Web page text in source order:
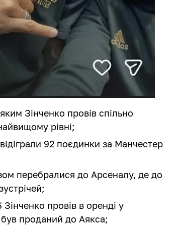
Зінченко провів спільно
рівні;
92 поєдинки за Манчестер
перебралися до Арсеналу, де до
провів в оренді у
проданий до Аякса;